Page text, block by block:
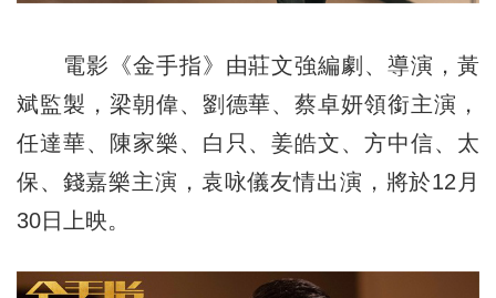
電影《金手指》由莊文強編劇、導演，黃
斌監製，梁朝偉、劉德華、蔡卓妍領銜主演，
任達華、陳家樂、白只、姜皓文、方中信、太
保、錢嘉樂主演，袁咏儀友情出演，將於12月
30日上映。